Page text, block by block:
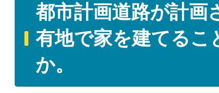
都市計画道路が計画
有地で家を建てるこ
か。